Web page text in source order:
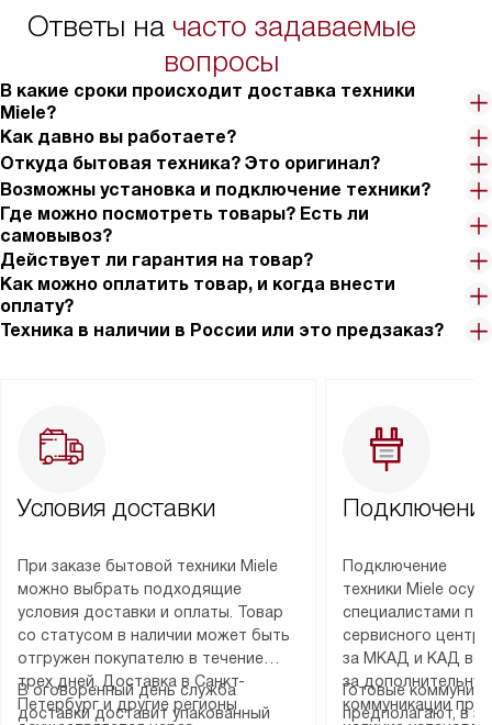
Ответы на часто задаваемые
вопросы
В какие сроки происходит доставка техники
Miele?
Как давно вы работаете?
Откуда бытовая техника? Это оригинал?
Возможны установка и подключение техники?
Где можно посмотреть товары? Есть ли
самовывоз?
Действует ли гарантия на товар?
Как можно оплатить товар, и когда внести
оплату?
Техника в наличии в России или это предзаказ?
Условия доставки
При заказе бытовой техники Miele
можно выбрать подходящие
условия доставки и оплаты. Товар
со статусом в наличии может быть
отгружен покупателю в течение
трех дней. Доставка в Санкт-
Петербург и другие регионы
В оговоренный день служба
доставки доставит упакованный
Подключение
техники Miele
специалистами
сервисного
за МКАД и КАД
за
коммуникации
Готовые
предполагают, в